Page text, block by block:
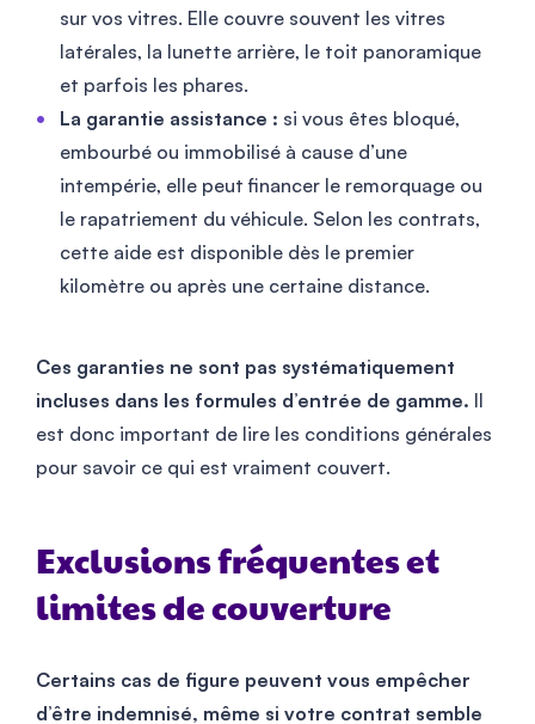
sur vos vitres. Elle couvre souvent les vitres
latérales, la lunette arrière, le toit panoramique
et parfois les phares.
La garantie assistance : si vous êtes bloqué,
embourbé ou immobilisé à cause d’une
intempérie, elle peut financer le remorquage ou
le rapatriement du véhicule. Selon les contrats,
cette aide est disponible dès le premier
kilomètre ou après une certaine distance.
Ces garanties ne sont pas systématiquement
incluses dans les formules d’entrée de gamme. Il
est donc important de lire les conditions générales
pour savoir ce qui est vraiment couvert.
Exclusions fréquentes et
limites de couverture
Certains cas de figure peuvent vous empêcher
d’être indemnisé, même si votre contrat semble